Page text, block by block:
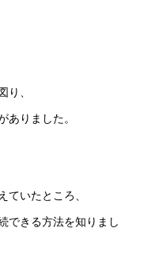
り、
ありました。
ていたところ、
できる方法を知りまし